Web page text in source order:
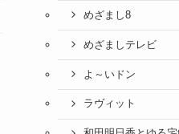
めざまし8
めざましテレビ
よ～いドン
ラヴィット